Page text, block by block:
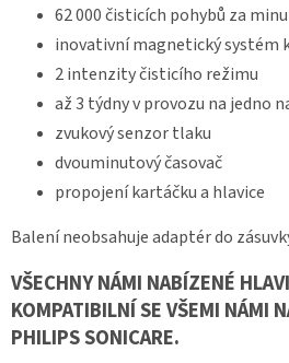
62 000 čisticích pohybů za
inovativní magnetický systém
2 intenzity čisticího režimu
až 3 týdny v provozu na jedno
zvukový senzor tlaku
dvouminutový časovač
propojení kartáčku a hlavice
Balení neobsahuje adaptér do
VŠECHNY NÁMI NABÍZENÉ
KOMPATIBILNÍ SE VŠEMI NÁMI
PHILIPS SONICARE.